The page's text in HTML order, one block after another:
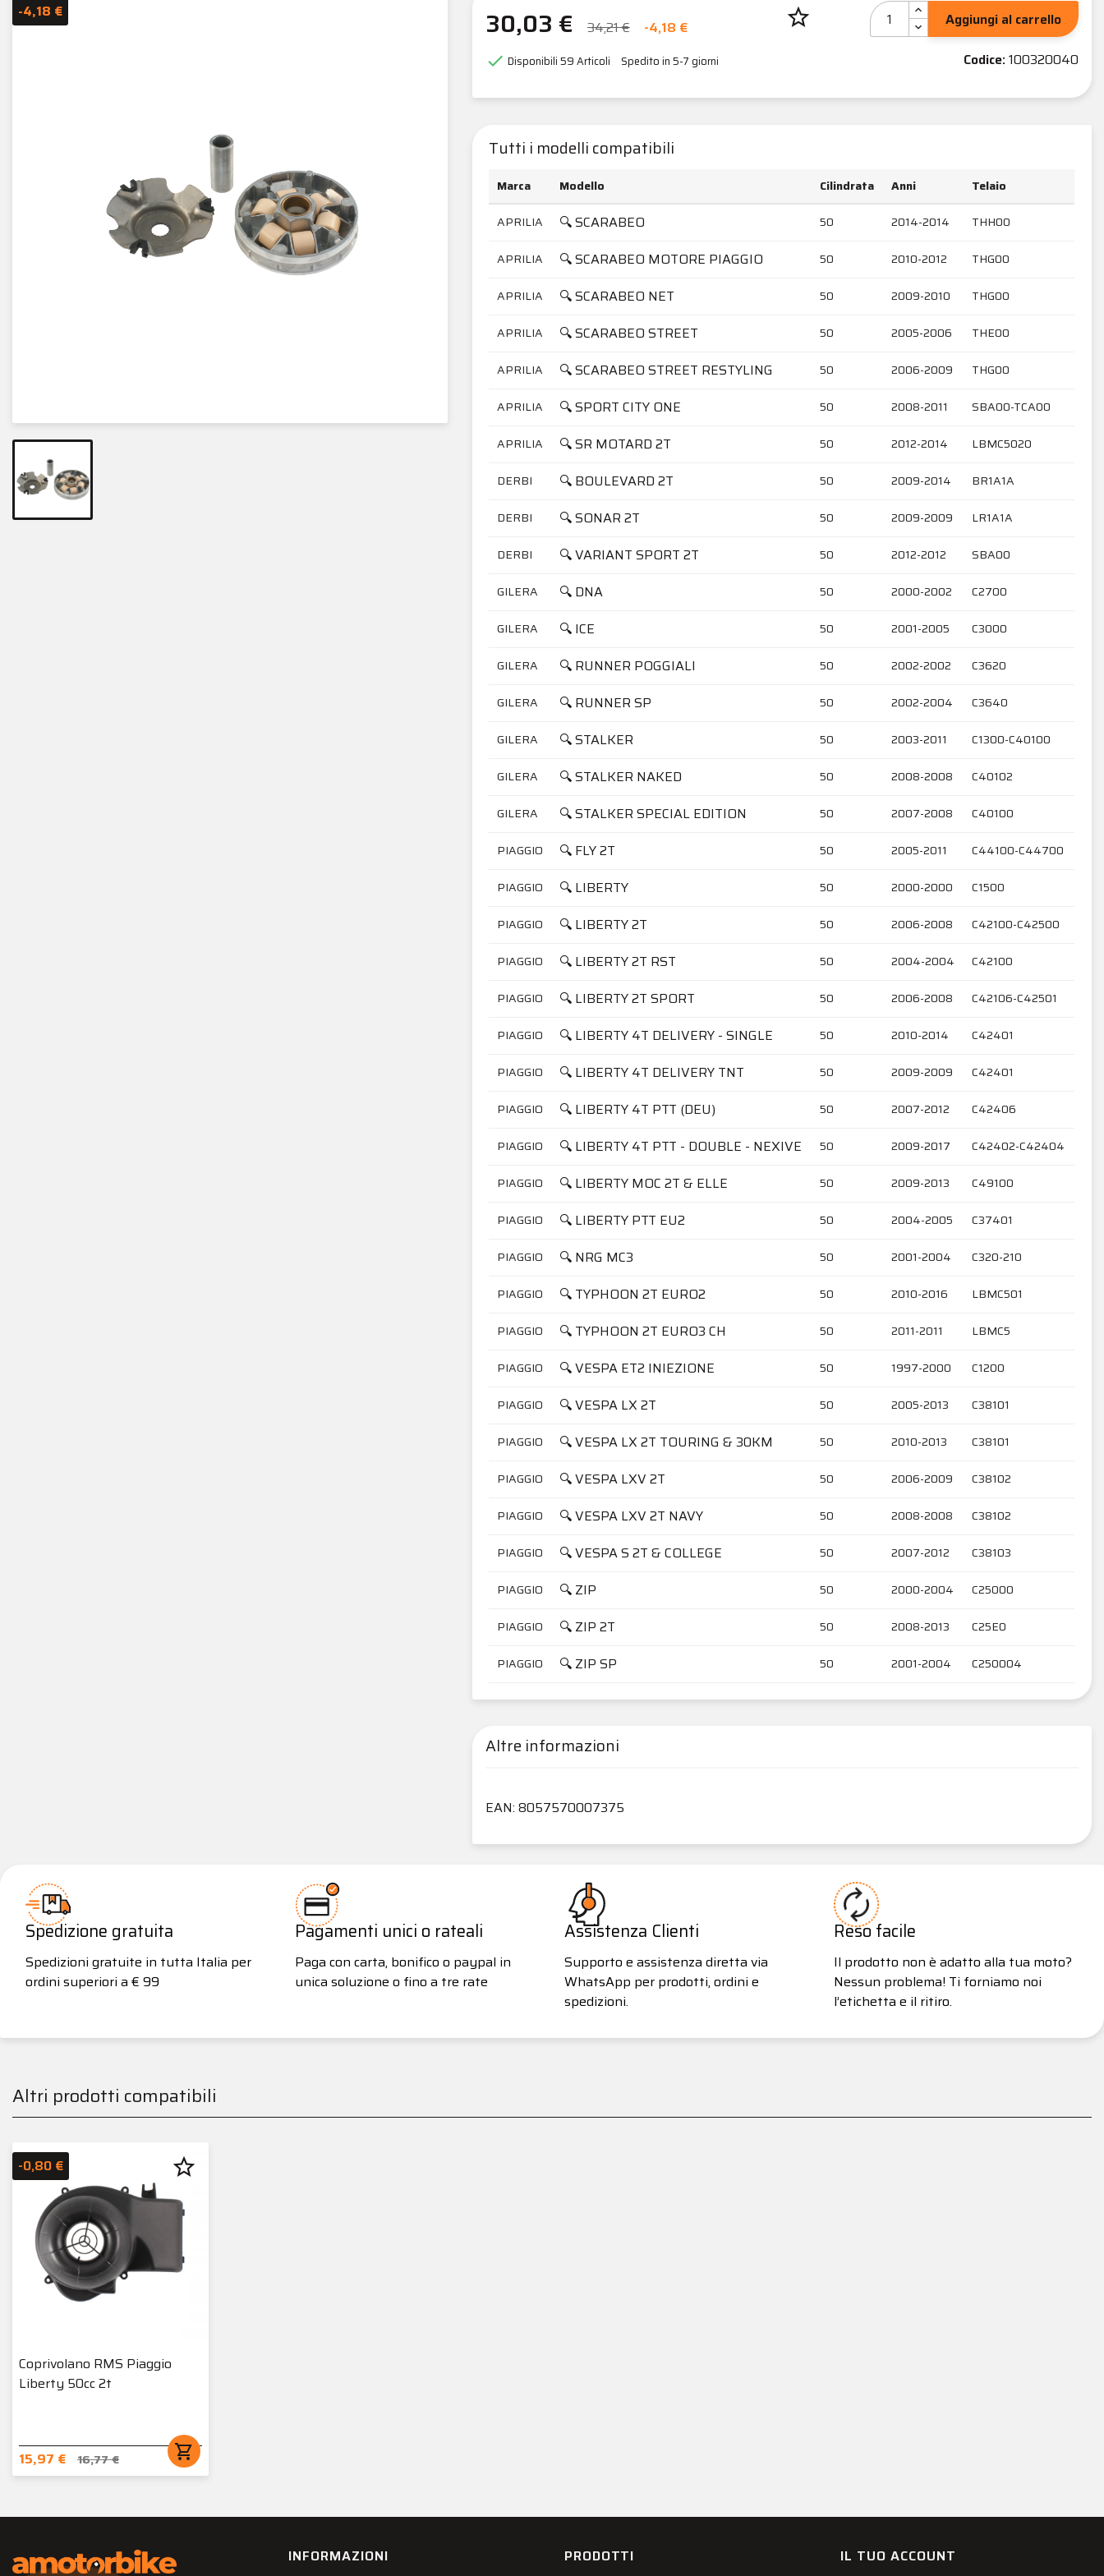
-4,18 € 30,03 € 34,21 € -4,18 €
 Disponibili59 Articoli Spedito in 5-7 giorni
star_border
Aggiungi al carrello
Codice:100320040
Tutti i modelli compatibili
Marca Modello Cilindrata Anni
Telaio
APRILIA
🔍 SCARABEO 50 2014-2014 THH00
APRILIA 🔍 SCARABEO MOTORE PIAGGIO 50 2010-2012 THG00
APRILIA 🔍 SCARABEO NET 50 2009-2010 THG00
APRILIA 🔍 SCARABEO STREET 50 2005-2006 THE00
APRILIA 🔍 SCARABEO STREET RESTYLING 50 2006-2009 THG00
APRILIA 🔍 SPORT CITY ONE 50 2008-2011 SBA00-TCA00
APRILIA 🔍 SR MOTARD 2T 50 2012-2014 LBMC5020
DERBI 🔍 BOULEVARD 2T 50 2009-2014 BR1A1A
DERBI 🔍 SONAR 2T 50 2009-2009 LR1A1A
DERBI 🔍 VARIANT SPORT 2T 50 2012-2012 SBA00
GILERA 🔍 DNA 50 2000-2002 C2700
GILERA 🔍 ICE 50 2001-2005 C3000
GILERA 🔍 RUNNER POGGIALI 50 2002-2002 C3620
GILERA 🔍 RUNNER SP 50 2002-2004 C3640
GILERA 🔍 STALKER 50 2003-2011 C1300-C40100
GILERA 🔍 STALKER NAKED 50 2008-2008 C40102
GILERA 🔍 STALKER SPECIAL EDITION 50 2007-2008 C40100
PIAGGIO 🔍 FLY 2T 50 2005-2011 C44100-C44700
PIAGGIO 🔍 LIBERTY 50 2000-2000 C1500
PIAGGIO 🔍 LIBERTY 2T 50 2006-2008 C42100-C42500
PIAGGIO 🔍 LIBERTY 2T RST 50 2004-2004 C42100
PIAGGIO 🔍 LIBERTY 2T SPORT 50 2006-2008 C42106-C42501
PIAGGIO 🔍 LIBERTY 4T DELIVERY - SINGLE 50 2010-2014 C42401
PIAGGIO 🔍 LIBERTY 4T DELIVERY TNT 50 2009-2009 C42401
PIAGGIO 🔍 LIBERTY 4T PTT (DEU) 50 2007-2012 C42406
PIAGGIO 🔍 LIBERTY 4T PTT - DOUBLE - NEXIVE 50 2009-2017 C42402-C42404
PIAGGIO 🔍 LIBERTY MOC 2T & ELLE 50 2009-2013 C49100
PIAGGIO 🔍 LIBERTY PTT EU2 50 2004-2005 C37401
PIAGGIO 🔍 NRG MC3 50 2001-2004 C320-210
PIAGGIO 🔍 TYPHOON 2T EURO2 50 2010-2016 LBMC501
PIAGGIO 🔍 TYPHOON 2T EURO3 CH 50 2011-2011 LBMC5
PIAGGIO 🔍 VESPA ET2 INIEZIONE 50 1997-2000 C1200
PIAGGIO 🔍 VESPA LX 2T 50 2005-2013 C38101
PIAGGIO 🔍 VESPA LX 2T TOURING & 30KM 50 2010-2013 C38101
PIAGGIO 🔍 VESPA LXV 2T 50 2006-2009 C38102
PIAGGIO 🔍 VESPA LXV 2T NAVY 50 2008-2008 C38102
PIAGGIO 🔍 VESPA S 2T & COLLEGE 50 2007-2012 C38103
PIAGGIO 🔍 ZIP 50 2000-2004 C25000
PIAGGIO 🔍 ZIP 2T 50 2008-2013 C25E0
PIAGGIO 🔍 ZIP SP 50 2001-2004 C250004
Altre informazioni
EAN: 8057570007375
Spedizione gratuita
Spedizioni gratuite in tutta Italia per
ordini superiori a € 99
Pagamenti unici o rateali
Paga con carta, bonifico o paypal in
unica soluzione o fino a tre rate
Assistenza Clienti
Supporto e assistenza diretta via
WhatsApp per prodotti, ordini e
spedizioni.
Reso facile
Il prodotto non è adatto alla tua moto?
Nessun problema! Ti forniamo noi
l’etichetta e il ritiro.
Altri prodotti compatibili
Coprivolano RMS Piaggio
Liberty 50cc 2t
15,97 € 16,77 € shopping_cart
-0,80 € star_border
INFORMAZIONI
PRODOTTI
IL TUO ACCOUNT